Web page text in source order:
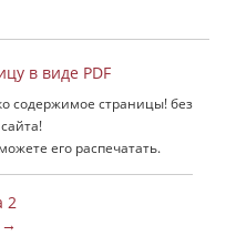
в виде PDF
содержимое страницы! без
его распечатать.
2
→